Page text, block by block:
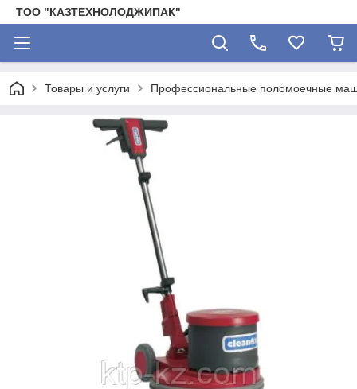
ТОО "КАЗТЕХНОЛОДЖИПАК"
Товары и услуги Профессиональные поломоечные